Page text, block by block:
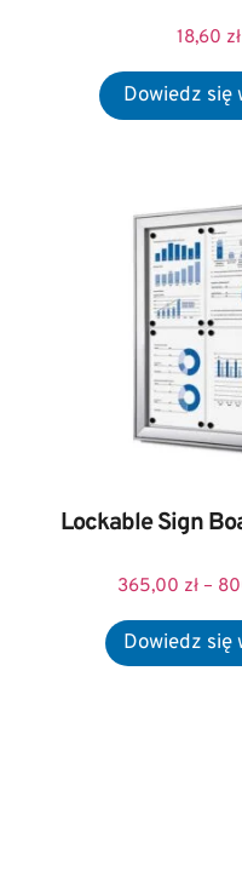
18,60 zł
Lockable Sign
365,00 zł –